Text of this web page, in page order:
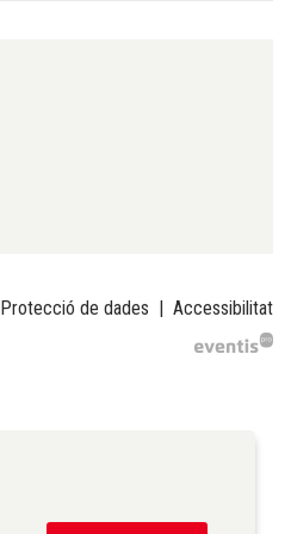
Protecció de dades | Accessibilitat